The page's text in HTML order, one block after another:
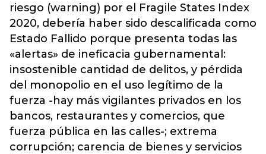
riesgo (warning) por el Fragile States Index
2020, debería haber sido descalificada como
Estado Fallido porque presenta todas las
«alertas» de ineficacia gubernamental:
insostenible cantidad de delitos, y pérdida
del monopolio en el uso legítimo de la
fuerza -hay más vigilantes privados en los
bancos, restaurantes y comercios, que
fuerza pública en las calles-; extrema
corrupción; carencia de bienes y servicios